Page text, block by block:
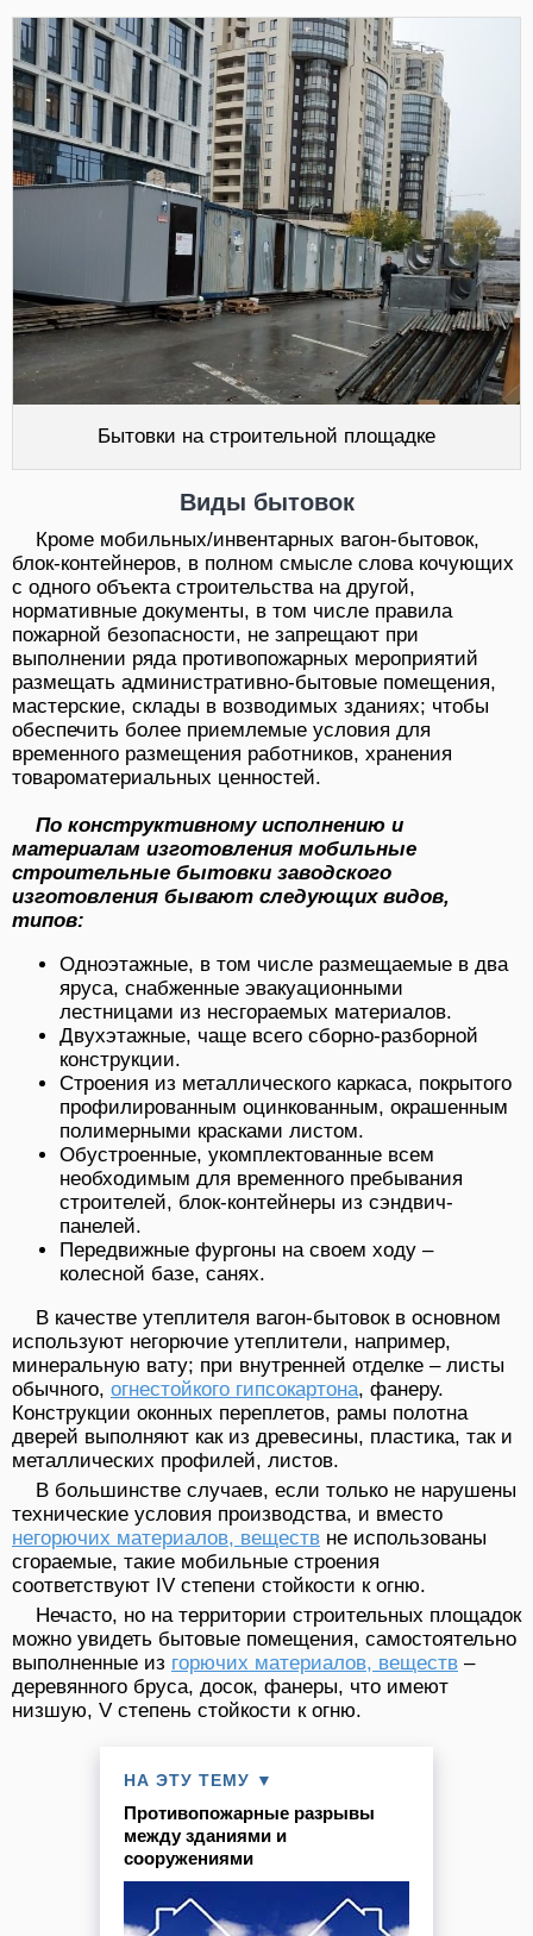
Бытовки на строительной площадке
Виды бытовок
Кроме мобильных/инвентарных вагон-бытовок,
блок-контейнеров, в полном смысле слова кочующих
с одного объекта строительства на другой,
нормативные документы, в том числе правила
пожарной безопасности, не запрещают при
выполнении ряда противопожарных мероприятий
размещать административно-бытовые помещения,
мастерские, склады в возводимых зданиях; чтобы
обеспечить более приемлемые условия для
временного размещения работников, хранения
товароматериальных ценностей.
По конструктивному исполнению и
материалам изготовления мобильные
строительные бытовки заводского
изготовления бывают следующих видов,
типов:
Одноэтажные, в том числе размещаемые в два
яруса, снабженные эвакуационными
лестницами из несгораемых материалов.
Двухэтажные, чаще всего сборно-разборной
конструкции.
Строения из металлического каркаса, покрытого
профилированным оцинкованным, окрашенным
полимерными красками листом.
Обустроенные, укомплектованные всем
необходимым для временного пребывания
строителей, блок-контейнеры из сэндвич-
панелей.
Передвижные фургоны на своем ходу –
колесной базе, санях.
В качестве утеплителя вагон-бытовок в основном
используют негорючие утеплители, например,
минеральную вату; при внутренней отделке – листы
обычного, огнестойкого гипсокартона, фанеру.
Конструкции оконных переплетов, рамы полотна
дверей выполняют как из древесины, пластика, так и
металлических профилей, листов.
В большинстве случаев, если только не нарушены
технические условия производства, и вместо
негорючих материалов, веществ не использованы
сгораемые, такие мобильные строения
соответствуют IV степени стойкости к огню.
Нечасто, но на территории строительных площадок
можно увидеть бытовые помещения, самостоятельно
выполненные из горючих материалов, веществ –
деревянного бруса, досок, фанеры, что имеют
низшую, V степень стойкости к огню.
НА ЭТУ ТЕМУ ▼
Противопожарные разрывы
между зданиями и
сооружениями